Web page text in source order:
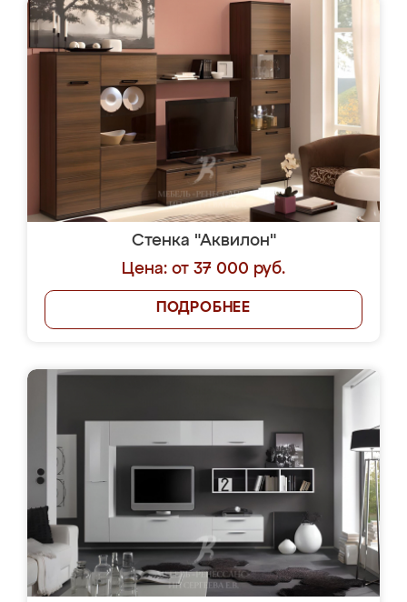
Стенка "Аквилон"
Цена: от 37 000 руб.
ПОДРОБНЕЕ